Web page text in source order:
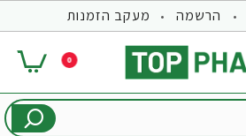
הרשמה מעקב הזמנות
0